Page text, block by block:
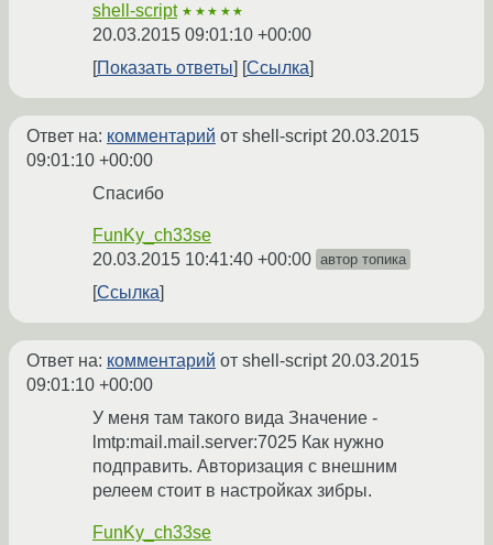
shell-script ★★★★★
20.03.2015 09:01:10 +00:00
Показать ответы
Ссылка
Ответ на: комментарий от shell-script20.03.2015
09:01:10 +00:00
Спасибо
FunKy_ch33se
20.03.2015 10:41:40 +00:00 автор топика
Ссылка
Ответ на: комментарий от shell-script20.03.2015
09:01:10 +00:00
У меня там такого вида Значение -
lmtp:mail.mail.server:7025 Как нужно
подправить. Авторизация с внешним
релеем стоит в настройках зибры.
FunKy_ch33se